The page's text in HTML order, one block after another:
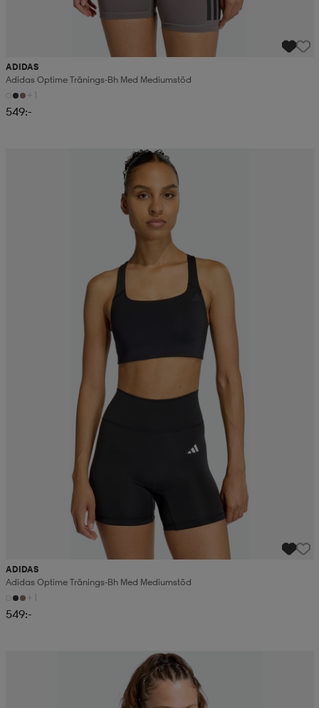
ADIDAS
Adidas Optime Tränings-Bh Med Mediumstöd
+1
549:-
ADIDAS
Adidas Optime Tränings-Bh Med Mediumstöd
+1
549:-